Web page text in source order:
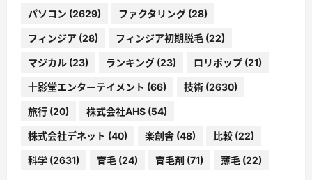
パソコン (2629) ファクタリング (28)
フィンジア (28) フィンジア初期脱毛 (22)
マジカル (23) ランキング (23) ロリポップ (21)
十影堂エンターテイメント (66) 技術 (2630)
旅行 (20) 株式会社AHS (54)
株式会社デネット (40) 楽創舎 (48) 比較 (22)
科学 (2631) 育毛 (24) 育毛剤 (71) 薄毛 (22)